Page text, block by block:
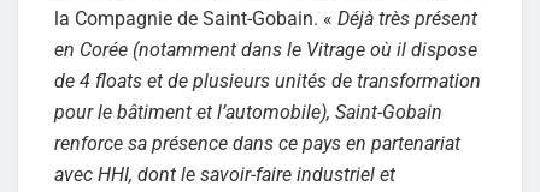
la Compagnie de Saint-Gobain. « Déjà très présent
en Corée (notamment dans le Vitrage où il dispose
de 4 floats et de plusieurs unités de transformation
pour le bâtiment et l’automobile), Saint-Gobain
renforce sa présence dans ce pays en partenariat
avec HHI, dont le savoir-faire industriel et